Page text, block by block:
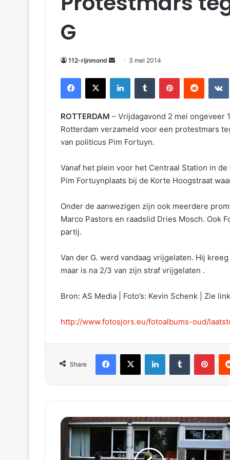
G
112-rijnmond 3 mei 2014
Facebook X LinkedIn Tumblr Pinterest Reddit VKontakte
ROTTERDAM – Vrijdagavond 2 mei ongeveer
Rotterdam verzameld voor een protestmars
van politicus Pim Fortuyn.
Vanaf het plein voor het Centraal Station in
Pim Fortuynplaats bij de Korte Hoogstraat
Onder de aanwezigen zijn ook meerdere
Marco Pastors en raadslid Dries Mosch. Ook
partij.
Van der G. werd vandaag vrijgelaten. Hij
maar is na 2/3 van zijn straf vrijgelaten .
Bron: AS Media | Foto’s: Kevin Schenk | Zie
http://www.fotosjors.eu/fotoalbums-oud/
Share
Facebook X LinkedIn Tumblr Pinterest Reddit
G
w
o